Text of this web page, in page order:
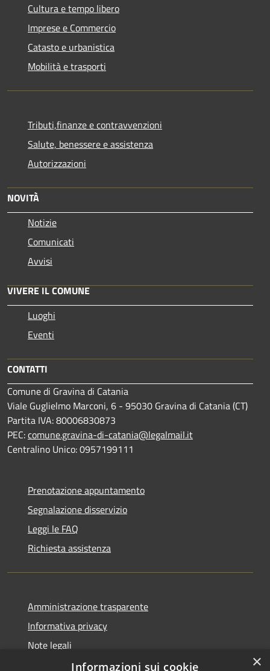
Cultura e tempo libero
Imprese e Commercio
Catasto e urbanistica
Mobilità e trasporti
Tributi,finanze e contravvenzioni
Salute, benessere e assistenza
Autorizzazioni
NOVITÀ
Notizie
Comunicati
Avvisi
VIVERE IL COMUNE
Luoghi
Eventi
CONTATTI
Comune di Gravina di Catania
Viale Guglielmo Marconi, 6 - 95030 Gravina di Catania (CT)
Partita IVA: 80006830873
PEC:comune.gravina-di-catania@legalmail.it
Centralino Unico: 0957199111
Prenotazione appuntamento
Segnalazione disservizio
Leggi le FAQ
Richiesta assistenza
Amministrazione trasparente
Informativa privacy
Note legali
Dichiarazione di accessibilità
×
Informazioni sui cookie